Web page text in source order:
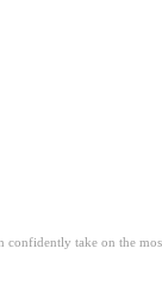
confidently take on the